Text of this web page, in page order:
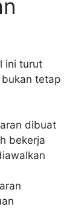
ini turut
tetap
dibuat
bekerja